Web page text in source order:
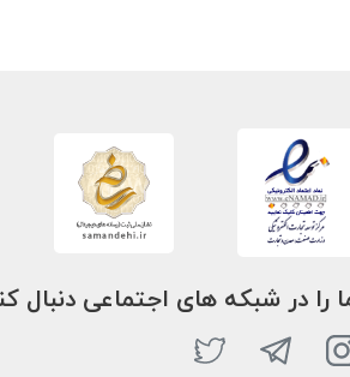
را در شبکه های اجتماعی دنبال